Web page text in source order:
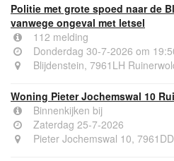
Politie met grote spoed naar de
vanwege ongeval met letsel
112 melding
Donderdag 30-7-2026 om
Blijdenstein, 7961LH
Woning Pieter Jochemswal 10
Binnenkijken bij
Zaterdag 25-7-2026
Pieter Jochemswal 10,